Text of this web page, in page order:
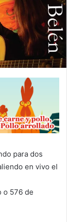
para dos
en vivo el
o 576 de